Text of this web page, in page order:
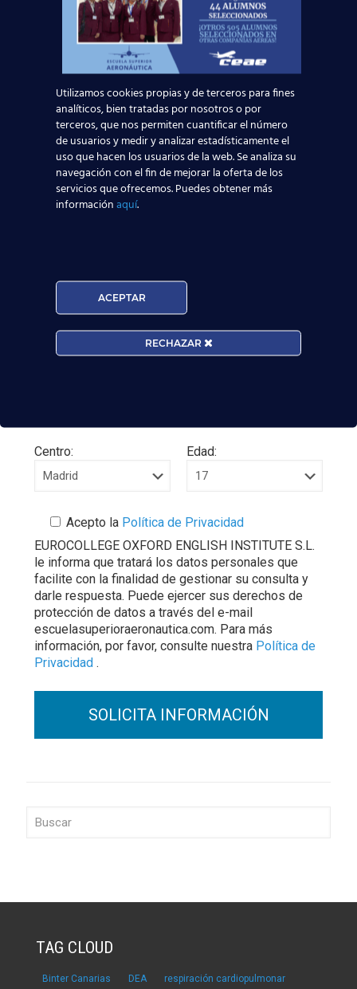
Leer más
¡Últimas plazas! Nuevo Curso TCP en Madrid
– Tercer cuatrimestre 2026
Leer más
Centro: Edad:
Acepto la Política de Privacidad
EUROCOLLEGE OXFORD ENGLISH INSTITUTE S.L.
le informa que tratará los datos personales que
facilite con la finalidad de gestionar su consulta y
darle respuesta. Puede ejercer sus derechos de
protección de datos a través del e-mail
escuelasuperioraeronautica.com. Para más
información, por favor, consulte nuestra Política de
Privacidad .
TAG CLOUD
Binter Canarias DEA respiración cardiopulmonar
Utilizamos cookies propias y de terceros para fines
analíticos, bien tratadas por nosotros o por
terceros, que nos permiten cuantificar el número
de usuarios y medir y analizar estadísticamente el
uso que hacen los usuarios de la web. Se analiza su
navegación con el fin de mejorar la oferta de los
servicios que ofrecemos. Puedes obtener más
informaciónaquí.
ACEPTAR
RECHAZAR